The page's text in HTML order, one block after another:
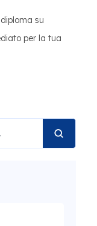
su
per la tua